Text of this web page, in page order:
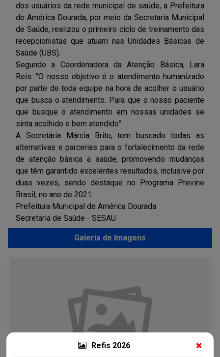
Refis 2026
dos usuários da rede municipal de saúde, a Prefeitura
de América Dourada, por meio da Secretaria Municipal
de Saúde, realizou o primeiro ciclo de treinamento das
recepcionistas que atuam nas Unidades Básicas de
Saúde (UBS).
Segundo a Coordenadora da Atenção Básica, Lara
Reis: “O nosso objetivo é o atendimento humanizado
por parte de toda equipe na hora de acolher o usuário
que busca o atendimento. Para que o nosso paciente
que busque o atendimento em nossas unidades se
sinta acolhido e bem atendido”.
A Secretária Márcia Brito, tem buscado todas as
alternativas e parcerias para o fortalecimento da rede
de atenção básica a saúde, promovendo mudanças
que têm garantido excelentes resultados, inclusive por
duas vezes, sendo destaque no Programa Previne
Brasil, no ano de 2021.
Prefeitura Municipal de América Dourada
Secretaria de Saúde - SESAU
Galeria de Imagens